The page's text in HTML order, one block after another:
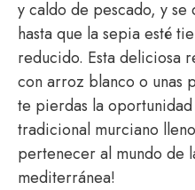
y caldo de pescado, y
hasta que la sepia esté
reducido. Esta deliciosa
con arroz blanco o unas
te pierdas la
tradicional murciano
pertenecer al mundo de
mediterránea!